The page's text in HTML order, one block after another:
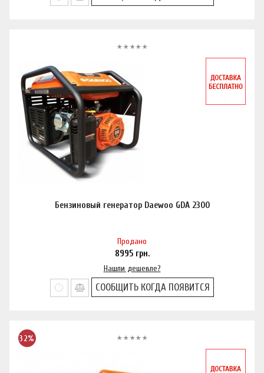
Бензиновый генератор Daewoo GDA 2300
Продано
8995грн.
Нашли дешевле?
СООБЩИТЬ КОГДА ПОЯВИТСЯ
32%